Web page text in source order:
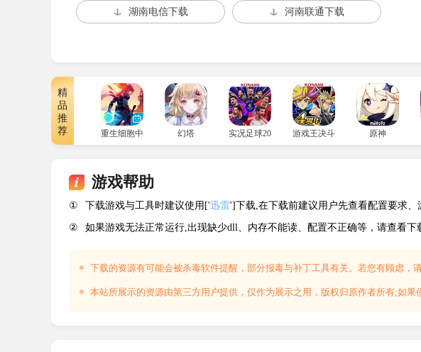
优化科技树多级菜单的视觉逻辑
安装方法
解压到游戏目录data里就可以啦，记得备份原文件。
湖南电信下载 河南联通下载
精
品
推
荐
重生细胞中文版 幻塔 实况足球2026国际服游戏王决斗链接国服 原神
游戏帮助
① 下载游戏与工具时建议使用['迅雷']下载,在下载前建议用户先查看配置要求、
② 如果游戏无法正常运行,出现缺少dll、内存不能读、配置不正确等，请查看下
下载的资源有可能会被杀毒软件提醒，部分报毒与补丁工具有关。若您有顾虑，请
本站所展示的资源由第三方用户提供，仅作为展示之用，版权归原作者所有;如果